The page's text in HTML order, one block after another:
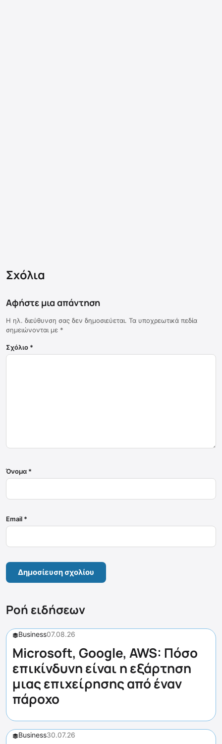
Σχόλια
Αφήστε μια απάντηση
Η ηλ. διεύθυνση σας δεν δημοσιεύεται. Τα υποχρεωτικά πεδία
σημειώνονται με *
Σχόλιο *
Όνομα *
Email *
Ροή ειδήσεων
Business07.08.26
Microsoft, Google, AWS: Πόσο
επικίνδυνη είναι η εξάρτηση
μιας επιχείρησης από έναν
πάροχο
Business30.07.26